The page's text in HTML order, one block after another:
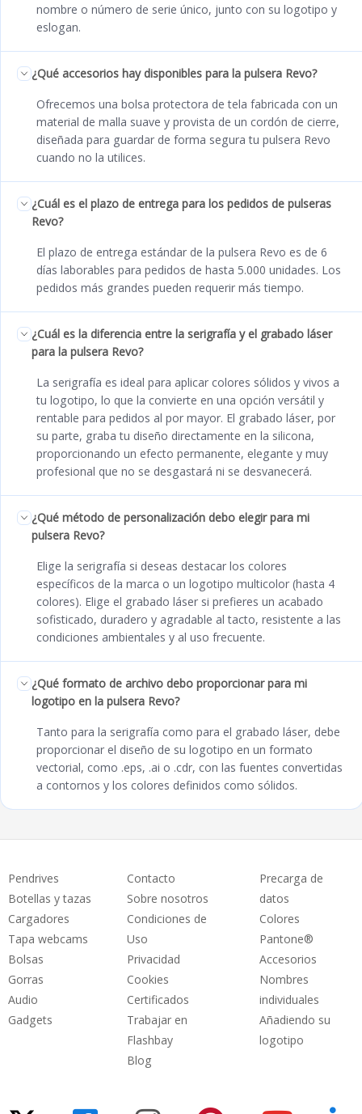
nombre o número de serie único, junto con su logotipo y
eslogan.
¿Qué accesorios hay disponibles para la pulsera Revo?
Ofrecemos una bolsa protectora de tela fabricada con un
material de malla suave y provista de un cordón de cierre,
diseñada para guardar de forma segura tu pulsera Revo
cuando no la utilices.
¿Cuál es el plazo de entrega para los pedidos de pulseras
Revo?
El plazo de entrega estándar de la pulsera Revo es de 6
días laborables para pedidos de hasta 5.000 unidades. Los
pedidos más grandes pueden requerir más tiempo.
¿Cuál es la diferencia entre la serigrafía y el grabado láser
para la pulsera Revo?
La serigrafía es ideal para aplicar colores sólidos y vivos a
tu logotipo, lo que la convierte en una opción versátil y
rentable para pedidos al por mayor. El grabado láser, por
su parte, graba tu diseño directamente en la silicona,
proporcionando un efecto permanente, elegante y muy
profesional que no se desgastará ni se desvanecerá.
¿Qué método de personalización debo elegir para mi
pulsera Revo?
Elige la serigrafía si deseas destacar los colores
específicos de la marca o un logotipo multicolor (hasta 4
colores). Elige el grabado láser si prefieres un acabado
sofisticado, duradero y agradable al tacto, resistente a las
condiciones ambientales y al uso frecuente.
¿Qué formato de archivo debo proporcionar para mi
logotipo en la pulsera Revo?
Tanto para la serigrafía como para el grabado láser, debe
proporcionar el diseño de su logotipo en un formato
vectorial, como .eps, .ai o .cdr, con las fuentes convertidas
a contornos y los colores definidos como sólidos.
Pendrives
Botellas y tazas
Cargadores
Tapa webcams
Bolsas
Gorras
Audio
Gadgets
Contacto
Sobre nosotros
Condiciones de
Uso
Privacidad
Cookies
Certificados
Trabajar en
Flashbay
Blog
Precarga de
datos
Colores
Pantone®
Accesorios
Nombres
individuales
Añadiendo su
logotipo